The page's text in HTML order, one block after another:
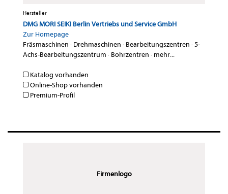
Hersteller
DMG MORI SEIKI Berlin Vertriebs und Service GmbH
Zur Homepage
Fräsmaschinen · Drehmaschinen · Bearbeitungszentren ·5-
Achs-Bearbeitungszentrum · Bohrzentren · mehr...
Katalog vorhanden
Online-Shop vorhanden
Premium-Profil
Firmenlogo